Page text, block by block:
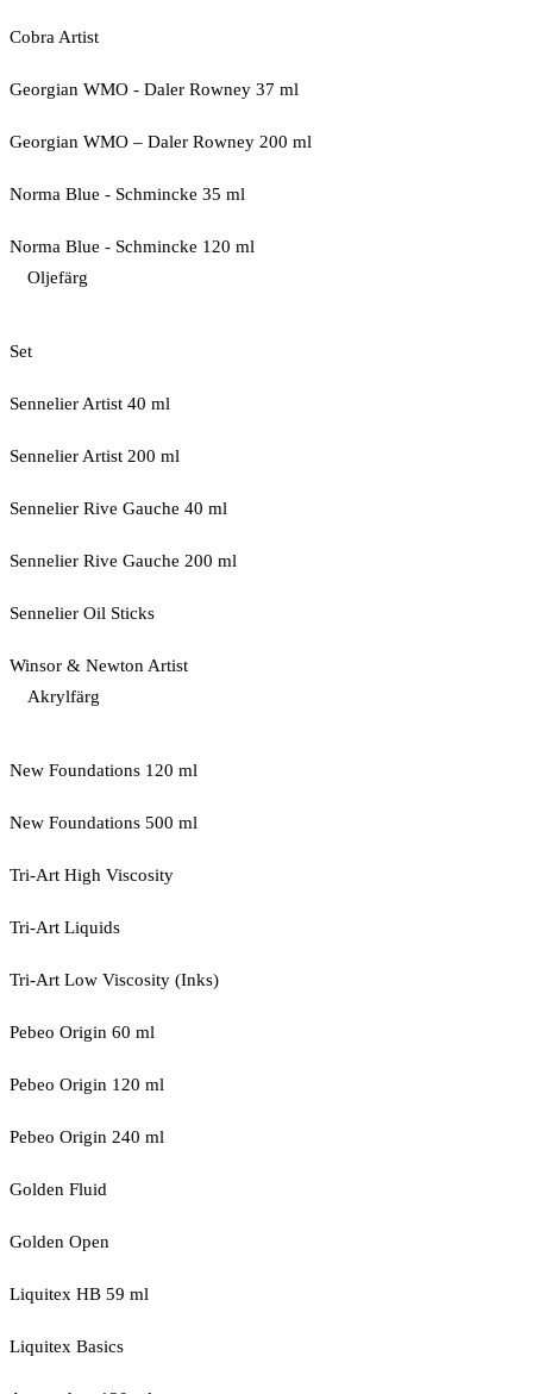
Cobra Artist
Georgian WMO - Daler Rowney 37 ml
Georgian WMO – Daler Rowney 200 ml
Norma Blue - Schmincke 35 ml
Norma Blue - Schmincke 120 ml
Oljefärg
Set
Sennelier Artist 40 ml
Sennelier Artist 200 ml
Sennelier Rive Gauche 40 ml
Sennelier Rive Gauche 200 ml
Sennelier Oil Sticks
Winsor & Newton Artist
Akrylfärg
New Foundations 120 ml
New Foundations 500 ml
Tri-Art High Viscosity
Tri-Art Liquids
Tri-Art Low Viscosity (Inks)
Pebeo Origin 60 ml
Pebeo Origin 120 ml
Pebeo Origin 240 ml
Golden Fluid
Golden Open
Liquitex HB 59 ml
Liquitex Basics